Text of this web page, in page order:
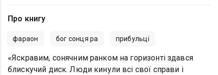
Про книгу
фараон бог сонця ра прибульці
«Яскравим, сонячним ранком на горизонті здався
блискучий диск. Люди кинули всі свої справи і